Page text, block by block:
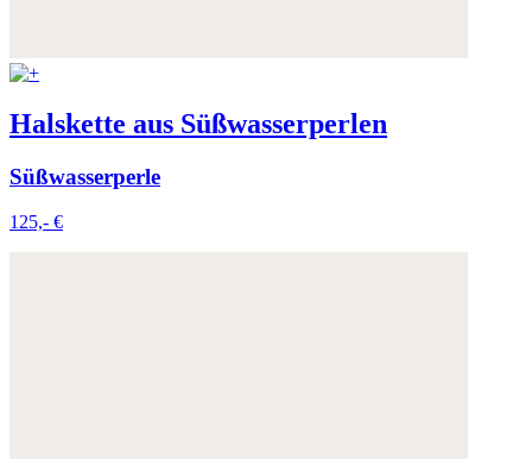
Halskette aus Süßwasserperlen
Süßwasserperle
125,- €